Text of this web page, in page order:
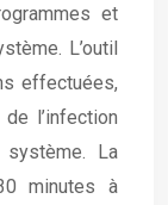
et
L’outil
effectuées,
l’infection
La
minutes à